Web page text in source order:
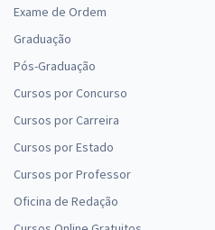
Exame de Ordem
Graduação
Pós-Graduação
Cursos por Concurso
Cursos por Carreira
Cursos por Estado
Cursos por Professor
Oficina de Redação